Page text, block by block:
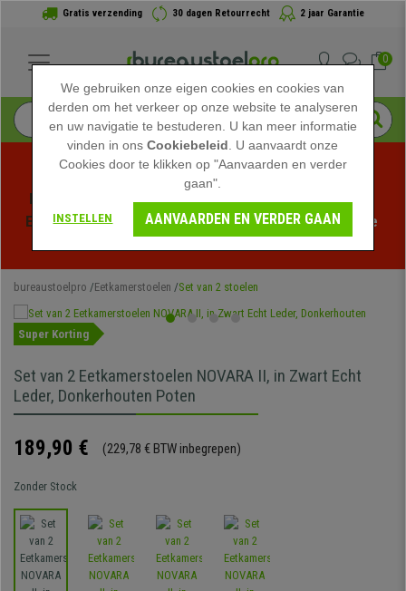
Gratis verzending 30 dagen Retourrecht 2 jaar Garantie
0
Profiteer van de Zomeruitverkoop bij bureaustoelpro!
Exclusieve kortingen voor een beperkte tijd - Bekijk de
bureaustoelpro Eetkamerstoelen Set van 2 stoelen
Super Korting
Set van 2 Eetkamerstoelen NOVARA II, in Zwart Echt
Leder, Donkerhouten Poten
189,90 € (229,78 € BTW inbegrepen)
Zonder Stock
We gebruiken onze eigen cookies en cookies van
derden om het verkeer op onze website te analyseren
en uw navigatie te bestuderen. U kan meer informatie
vinden in onsCookiebeleid . U aanvaardt onze
Cookies door te klikken op "Aanvaarden en verder
gaan".
INSTELLEN AANVAARDEN EN VERDER GAAN